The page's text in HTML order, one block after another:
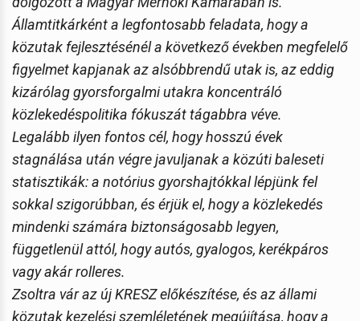
Államtitkárként a legfontosabb feladata, hogy a
közutak fejlesztésénél a következő években megfelelő
figyelmet kapjanak az alsóbbrendű utak is, az eddig
kizárólag gyorsforgalmi utakra koncentráló
közlekedéspolitika fókuszát tágabbra véve.
Legalább ilyen fontos cél, hogy hosszú évek
stagnálása után végre javuljanak a közúti baleseti
statisztikák: a notórius gyorshajtókkal lépjünk fel
sokkal szigorúbban, és érjük el, hogy a közlekedés
mindenki számára biztonságosabb legyen,
függetlenül attól, hogy autós, gyalogos, kerékpáros
vagy akár rolleres.
Zsoltra vár az új KRESZ előkészítése, és az állami
közutak kezelési szemléletének megújítása, hogy a